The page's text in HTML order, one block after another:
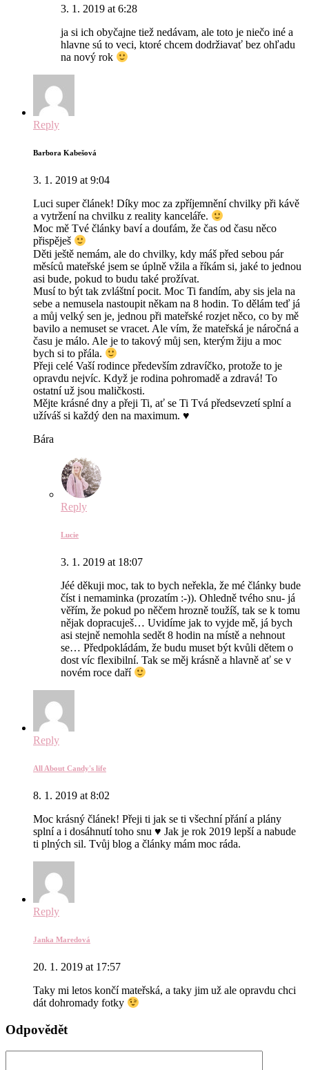
3. 1. 2019 at 6:28
ja si ich obyčajne tiež nedávam, ale toto je niečo iné a
hlavne sú to veci, ktoré chcem dodržiavať bez ohľadu
na nový rok
Reply
Barbora Kabešová
3. 1. 2019 at 9:04
Luci super článek! Díky moc za zpříjemnění chvilky při kávě
a vytržení na chvilku z reality kanceláře.
Moc mě Tvé články baví a doufám, že čas od času něco
přispěješ
Děti ještě nemám, ale do chvilky, kdy máš před sebou pár
měsíců mateřské jsem se úplně vžila a říkám si, jaké to jednou
asi bude, pokud to budu také prožívat.
Musí to být tak zvláštní pocit. Moc Ti fandím, aby sis jela na
sebe a nemusela nastoupit někam na 8 hodin. To dělám teď já
a můj velký sen je, jednou při mateřské rozjet něco, co by mě
bavilo a nemuset se vracet. Ale vím, že mateřská je náročná a
času je málo. Ale je to takový můj sen, kterým žiju a moc
bych si to přála.
Přeji celé Vaší rodince především zdravíčko, protože to je
opravdu nejvíc. Když je rodina pohromadě a zdravá! To
ostatní už jsou maličkosti.
Mějte krásné dny a přeji Ti, ať se Ti Tvá předsevzetí splní a
užíváš si každý den na maximum. ♥
Bára
Reply
Lucie
3. 1. 2019 at 18:07
Jéé děkuji moc, tak to bych neřekla, že mé články bude
číst i nemaminka (prozatím :-)). Ohledně tvého snu- já
věřím, že pokud po něčem hrozně toužíš, tak se k tomu
nějak dopracuješ… Uvidíme jak to vyjde mě, já bych
asi stejně nemohla sedět 8 hodin na místě a nehnout
se… Předpokládám, že budu muset být kvůli dětem o
dost víc flexibilní. Tak se měj krásně a hlavně ať se v
novém roce daří
Reply
All About Candy's life
8. 1. 2019 at 8:02
Moc krásný článek! Přeji ti jak se ti všechní přání a plány
splní a i dosáhnutí toho snu ♥ Jak je rok 2019 lepší a nabude
ti plných sil. Tvůj blog a články mám moc ráda.
Reply
Janka Maredová
20. 1. 2019 at 17:57
Taky mi letos končí mateřská, a taky jim už ale opravdu chci
dát dohromady fotky
Odpovědět